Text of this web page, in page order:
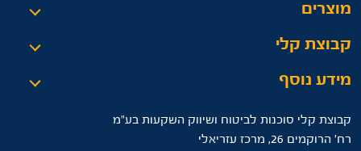
מוצרים
קבוצת קלי
מידע נוסף
קבוצת קלי סוכנות לביטוח ושיווק השקעות בע"מ
רח’ הרוקמים 26, מרכז עזריאלי